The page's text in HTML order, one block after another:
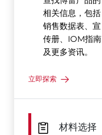
相关信息，包括
销售数据表、宣
传册、IOM指南
及更多资讯。
立即探索
材料选择